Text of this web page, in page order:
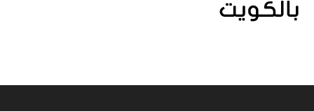
بالكويت